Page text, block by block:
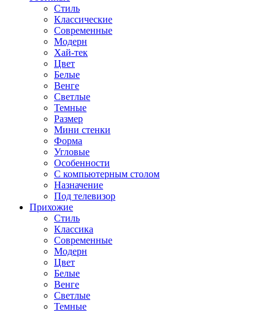
Стиль
Классические
Современные
Модерн
Хай-тек
Цвет
Белые
Венге
Светлые
Темные
Размер
Мини стенки
Форма
Угловые
Особенности
С компьютерным столом
Назначение
Под телевизор
Прихожие
Стиль
Классика
Современные
Модерн
Цвет
Белые
Венге
Светлые
Темные